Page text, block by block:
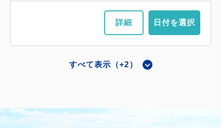
詳細 日付を選択
ワー）
すべて表示（+2）